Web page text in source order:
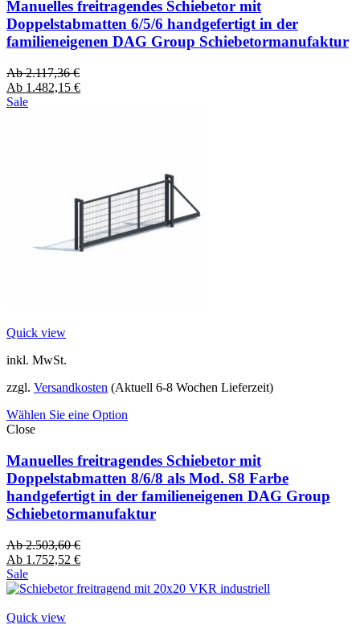
Manuelles freitragendes Schiebetor mit
Doppelstabmatten 6/5/6 handgefertigt in der
familieneigenen DAG Group Schiebetormanufaktur
Ab2.117,36€
Ab 1.482,15 €
Sale
Quick view
inkl. MwSt.
zzgl. Versandkosten (Aktuell 6-8 Wochen Lieferzeit)
Wählen Sie eine Option
Close
Manuelles freitragendes Schiebetor mit
Doppelstabmatten 8/6/8 als Mod. S8 Farbe
handgefertigt in der familieneigenen DAG Group
Schiebetormanufaktur
Ab2.503,60€
Ab 1.752,52 €
Sale
Quick view